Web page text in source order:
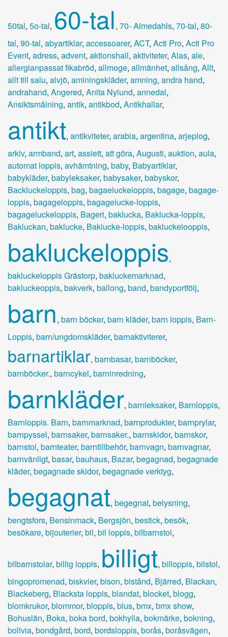
50tal, 5o-tal, 60-tal, 70- Almedahls, 70-tal, 80-
tal, 90-tal, abyartiklar, accessoarer, ACT, Acti Pro, Acti Pro
Event, adress, advent, aktionshall, aktiviteter, Alas, ale,
allergianpassat fikabröd, allmoge, allmänhet, allsång, Allt,
allt till salu, alvjö, aminingskläder, amning, andra hand,
andrahand, Angered, Anita Nylund, annedal,
Ansiktsmålning, antik, antikbod, Antikhallar,
antikt, antikviteter, arabia, argentina, arjeplog,
arkiv, armband, art, assiett, att göra, Augusti, auktion, aula,
automat loppis, avhämtning, baby, Babyartiklar,
babykläder, babyleksaker, babysaker, babyskor,
Backluckeloppis, bag, bagaeluckeloppis, bagage, bagage-
loppis, bagageloppis, bagagelucke-loppis,
bagageluckeloppis, Bageri, baklucka, Baklucka-loppis,
Bakluckan, baklucke, Baklucke-loppis, bakluckelooppis,
bakluckeloppis,
bakluckeloppis Grästorp, bakluckemarknad,
bakluckeoppis, bakverk, ballong, band, bandyportfölj,
barn, barn böcker, barn kläder, barn loppis, Barn-
Loppis, barn/ungdomskläder, barnaktiviterer,
barnartiklar, barnbasar, barnböcker,
barnböcker., barncykel, barninredning,
barnkläder, barnleksaker, Barnloppis,
Barnloppis. Barn, barnmarknad, barnprodukter, barnprylar,
barnpyssel, barnsaker, barnsaker., barnskidor, barnskor,
barnstol, barnteater, barntillbehör, barnvagn, barnvagnar,
barnvänligt, basar, bauhaus, Bazar, begagnad, begagnade
kläder, begagnade skidor, begagnade verktyg,
begagnat, begegnat, belysning,
bengtsfors, Bensinmack, Bergsjön, bestick, besök,
besökare, bijouterier, bil, bil loppis, bilbarnstol,
bilbarnstolar, billig loppis, billigt, billoppis, bilstol,
bingopromenad, biskvier, bison, bistånd, Bjärred, Blackan,
Blackeberg, Blacksta loppis, blandat, blocket, blogg,
blomkrukor, blommor, bloppis, blus, bmx, bmx show,
Bohuslän, Boka, boka bord, bokhylla, bokmärke, bokning,
bolivia, bondgård, bord, bordsloppis, borås, boråsvägen,